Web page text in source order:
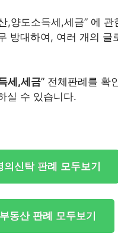
,양도소득세,세금” 에
방대하여, 여러 개의 글
세,세금” 전체판례를 확
실 수 있습니다.
의신탁 판례 모두보기
부동산 판례 모두보기